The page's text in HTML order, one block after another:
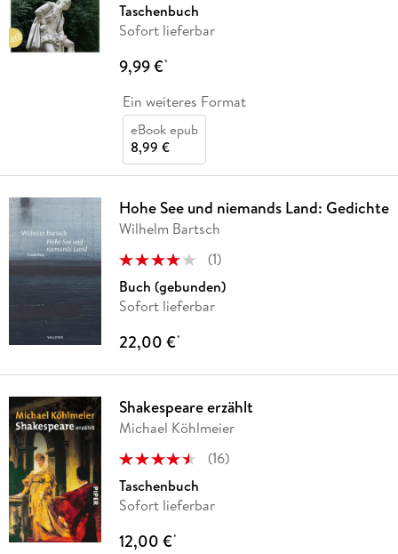
Taschenbuch
Sofort lieferbar
9,99 €*
Ein weiteres Format
eBook epub
8,99 €
Hohe See und niemands Land: Gedichte
Wilhelm Bartsch
(1)
Buch (gebunden)
Sofort lieferbar
22,00 €*
Shakespeare erzählt
Michael Köhlmeier
(16)
Taschenbuch
Sofort lieferbar
12,00 €*